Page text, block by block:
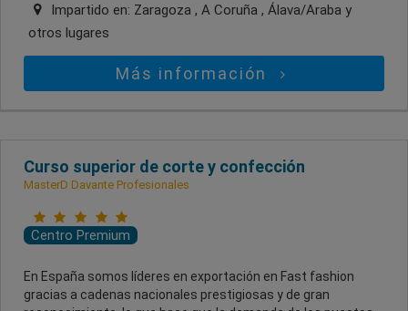
Impartido en: Zaragoza , A Coruña , Álava/Araba y
otros lugares
Más información
Curso superior de corte y confección
MasterD Davante Profesionales
Centro Premium
En España somos líderes en exportación en Fast fashion
gracias a cadenas nacionales prestigiosas y de gran